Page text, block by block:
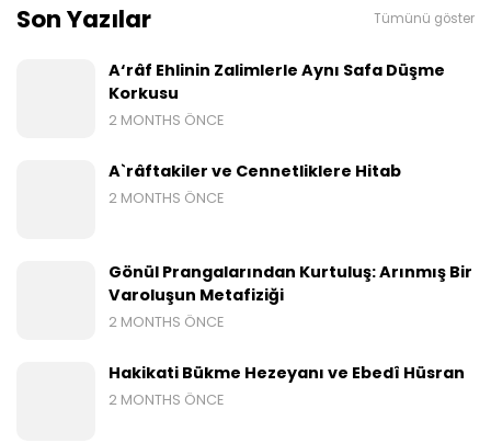
Son Yazılar Tümünü göster
A‘râf Ehlinin Zalimlerle Aynı Safa Düşme
Korkusu
2 MONTHS ÖNCE
A`râftakiler ve Cennetliklere Hitab
2 MONTHS ÖNCE
Gönül Prangalarından Kurtuluş: Arınmış Bir
Varoluşun Metafiziği
2 MONTHS ÖNCE
Hakikati Bükme Hezeyanı ve Ebedî Hüsran
2 MONTHS ÖNCE